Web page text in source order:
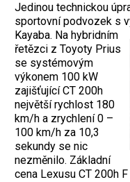
Jedinou technickou
sportovní podvozek s
Kayaba. Na hybridním
řetězci z Toyoty Prius
se systémovým
výkonem 100 kW
zajišťující CT 200h
největší rychlost 180
km/h a zrychlení 0 –
100 km/h za 10,3
sekundy se nic
nezměnilo. Základní
cena Lexusu CT 200h